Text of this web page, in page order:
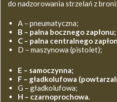
do nadzorowania strzelań z broni:
A – pneumatyczna;
B – palna bocznego zapłonu;
C – palna centralnego
D – maszynowa (pistolet);
E – samoczynna;
F – gładkolufowa
G – gładkolufowa;
H – czarnoprochowa.